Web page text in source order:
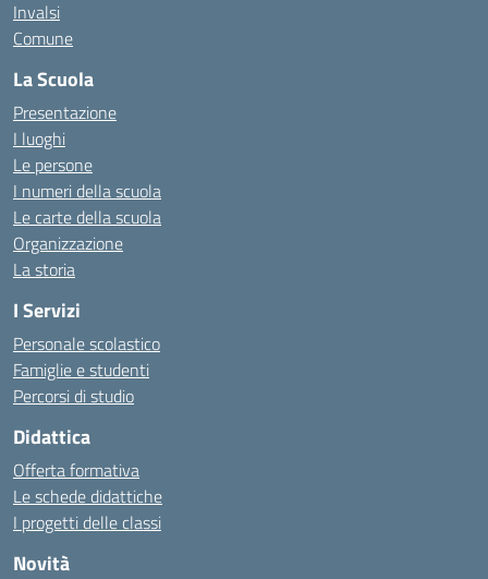
Invalsi
Comune
La Scuola
Presentazione
I luoghi
Le persone
I numeri della scuola
Le carte della scuola
Organizzazione
La storia
I Servizi
Personale scolastico
Famiglie e studenti
Percorsi di studio
Didattica
Offerta formativa
Le schede didattiche
I progetti delle classi
Novità